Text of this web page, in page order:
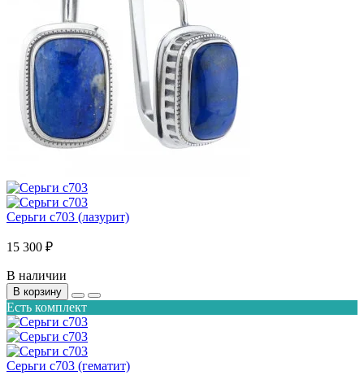
Серьги с703 (лазурит)
15 300 ₽
В наличии
В корзину
Есть комплект
Серьги с703 (гематит)